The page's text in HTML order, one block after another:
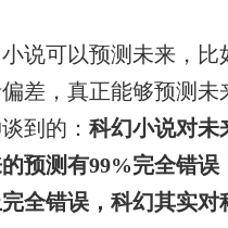
说可以预测未来，
差，真正能够预测未
到的： 科幻小说对未
预测有99%完全错
全错误，科幻其实